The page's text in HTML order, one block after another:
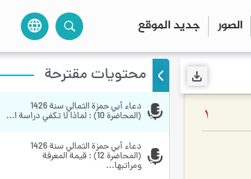
الصور جديد الموقع language
1
محتويات مقترحة
(المحاضرة 10) : لماذا لا تكفي دراسة ا...
ومراتبها...